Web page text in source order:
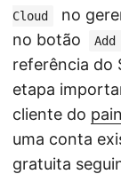
Cloud
no
no botão
Add
referência do
etapa
cliente do
uma conta
gratuita